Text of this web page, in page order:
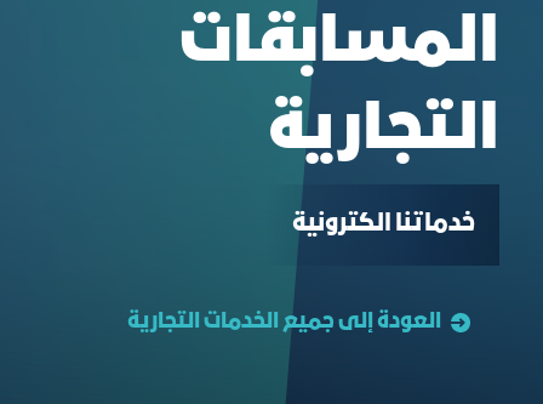
المسابقات
التجارية
خدماتنا الكترونية
العودة إلى جميع الخدمات التجارية